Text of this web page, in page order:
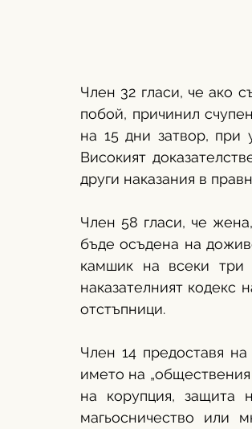
Член 32 гласи, че ако
побой, причинил
на 15 дни затвор, при
Високият
други наказания в
Член 58 гласи, че
бъде осъдена на
камшик на всеки три
наказателният кодекс
отстъпници.
Член 14 предоставя
името на
на корупция, защита
магьосничество или